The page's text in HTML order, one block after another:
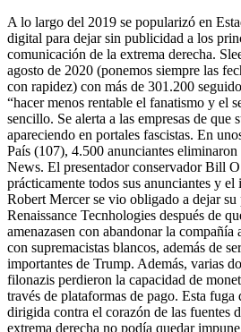
A lo largo del 2019 se popularizó en
digital para dejar sin publicidad a los
comunicación de la extrema derecha.
agosto de 2020 (ponemos siempre las
con rapidez) con más de 301.200
“hacer menos rentable el fanatismo y el
sencillo. Se alerta a las empresas de que
apareciendo en portales fascistas. En
País (107), 4.500 anunciantes
News. El presentador conservador Bill
prácticamente todos sus anunciantes y el
Robert Mercer se vio obligado a dejar su
Renaissance Tecnhologies después de
amenazasen con abandonar la compañía
con supremacistas blancos, además de
importantes de Trump. Además, varias
filonazis perdieron la capacidad de
través de plataformas de pago. Esta fuga
dirigida contra el corazón de las fuentes
extrema derecha no podía quedar